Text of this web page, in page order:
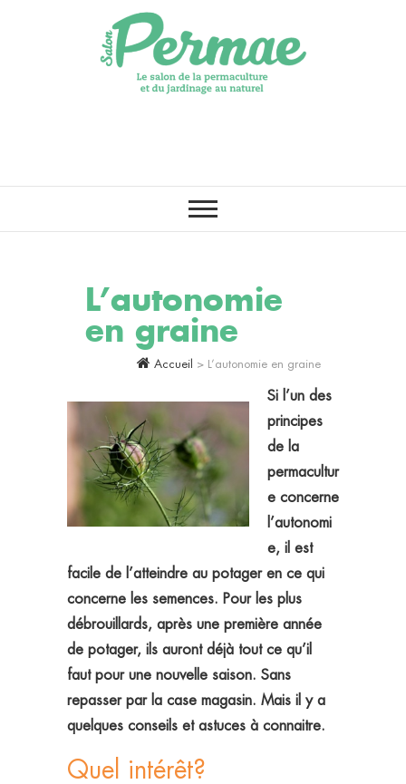
Salon Permae
PERMACULTURE, DE
L’AGROÉCOLOGIE ET DU
JARDINAGE AU NATUREL
L’autonomie
en graine
Accueil > L’autonomie en graine
Si l’un des
principes
de la
permacultur
e concerne
l’autonomi
e, il est
facile de l’atteindre au potager en ce qui
concerne les semences. Pour les plus
débrouillards, après une première année
de potager, ils auront déjà tout ce qu’il
faut pour une nouvelle saison. Sans
repasser par la case magasin. Mais il y a
quelques conseils et astuces à connaitre.
Quel intérêt?